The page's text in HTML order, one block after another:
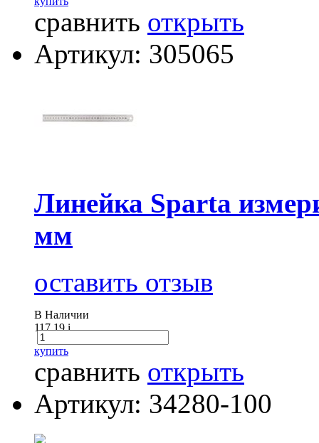
сравнить открыть
Артикул: 305065
Линейка Sparta
мм
оставить отзыв
В Наличии
117.19i
купить
сравнить открыть
Артикул: 34280-100